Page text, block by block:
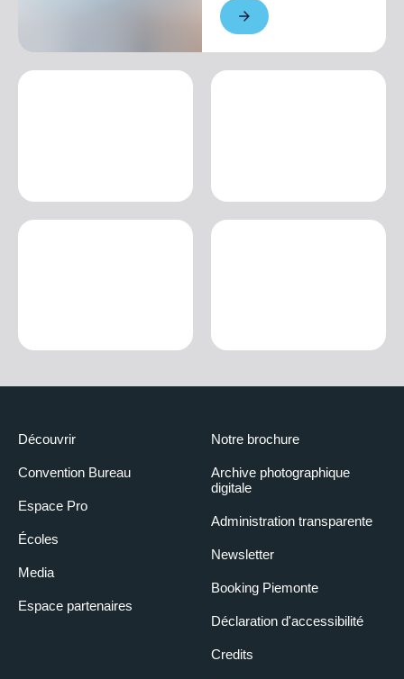
Découvrir
Convention Bureau
Espace Pro
Écoles
Media
Espace partenaires
Notre brochure
Archive photographique
digitale
Administration transparente
Newsletter
Booking Piemonte
Déclaration d'accessibilité
Credits